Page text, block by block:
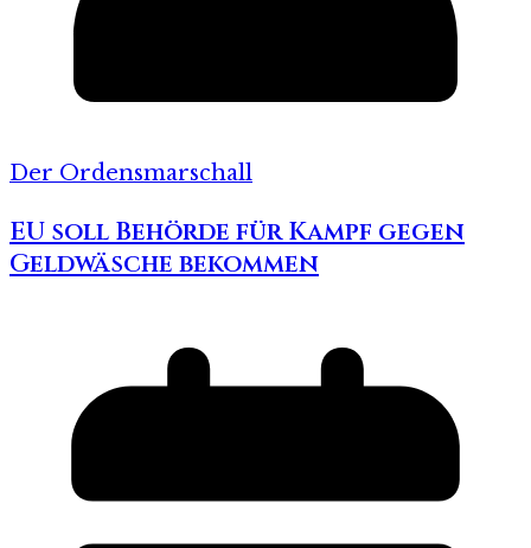
Der Ordensmarschall
EU soll Behörde für Kampf gegen
Geldwäsche bekommen